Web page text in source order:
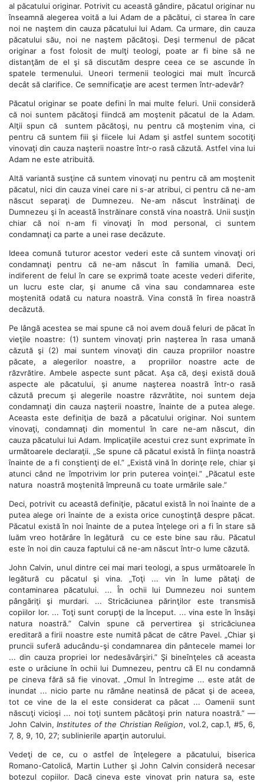
al păcatului originar. Potrivit cu această gândire, păcatul originar nu
înseamnă alegerea voită a lui Adam de a păcătui, ci starea în care
noi ne naştem din cauza păcatului lui Adam. Ca urmare, din cauza
păcatului său, noi ne naştem păcătoşi. Deşi termenul de păcat
originar a fost folosit de mulţi teologi, poate ar fi bine să ne
distanţăm de el şi să discutăm despre ceea ce se ascunde în
spatele termenului. Uneori termenii teologici mai mult încurcă
decât să clarifice. Ce semnificaţie are acest termen într-adevăr?
Păcatul originar se poate defini în mai multe feluri. Unii consideră
că noi suntem păcătoşi fiindcă am moştenit păcatul de la Adam.
Alţii spun că suntem păcătoşi, nu pentru că moştenim vina, ci
pentru că suntem fiii şi fiicele lui Adam şi astfel suntem socotiţi
vinovaţi din cauza naşterii noastre într-o rasă căzută. Astfel vina lui
Adam ne este atribuită.
Altă variantă susţine că suntem vinovaţi nu pentru că am moştenit
păcatul, nici din cauza vinei care ni s-ar atribui, ci pentru că ne-am
născut separaţi de Dumnezeu. Ne-am născut înstrăinaţi de
Dumnezeu şi în această înstrăinare constă vina noastră. Unii susţin
chiar că noi n-am fi vinovaţi în mod personal, ci suntem
condamnaţi ca parte a unei rase decăzute.
Ideea comună tuturor acestor vederi este că suntem vinovaţi ori
condamnaţi pentru că ne-am născut în familia umană. Deci,
indiferent de felul în care se exprimă toate aceste vederi diferite,
un lucru este clar, şi anume că vina sau condamnarea este
moştenită odată cu natura noastră. Vina constă în firea noastră
decăzută.
Pe lângă acestea se mai spune că noi avem două feluri de păcat în
vieţile noastre: (1) suntem vinovaţi prin naşterea în rasa umană
căzută şi (2) mai suntem vinovaţi din cauza propriilor noastre
păcate, a alegerilor noastre, a propriilor noastre acte de
răzvrătire. Ambele aspecte sunt păcat. Aşa că, deşi există două
aspecte ale păcatului, şi anume naşterea noastră într-o rasă
căzută precum şi alegerile noastre răzvrătite, noi suntem deja
condamnaţi din cauza naşterii noastre, înainte de a putea alege.
Aceasta este definiţia de bază a păcatului originar. Noi suntem
vinovaţi, condamnaţi din momentul în care ne-am născut, din
cauza păcatului lui Adam. Implicaţiile acestui crez sunt exprimate în
următoarele declaraţii. „Se spune că păcatul există în fiinţa noastră
înainte de a fi conştienţi de el.” „Există vină în dorinţe rele, chiar şi
atunci când ne împotrivim lor prin puterea voinţei.” „Păcatul este
natura noastră moştenită împreună cu toate urmările sale.”
Deci, potrivit cu această definiţie, păcatul există în noi înainte de a
putea alege ori înainte de a exista orice cunoştinţă despre păcat.
Păcatul există în noi înainte de a putea înţelege ori a fi în stare să
luăm vreo hotărâre în legătură cu ce este bine sau rău. Păcatul
este în noi din cauza faptului că ne-am născut într-o lume căzută.
John Calvin, unul dintre cei mai mari teologi, a spus următoarele în
legătură cu păcatul şi vina. „Toţi ... vin în lume pătaţi de
contaminarea păcatului. ... În ochii lui Dumnezeu noi suntem
pângăriţi şi murdari. ... Stricăciunea părinţilor este transmisă
copiilor lor. ... Toţi sunt corupţi de la început. ... vina este în însăşi
natura noastră.” Calvin spune că pervertirea şi stricăciunea
ereditară a firii noastre este numită păcat de către Pavel. „Chiar şi
pruncii suferă aducându-şi condamnarea din pântecele mamei lor
... din cauza propriei lor nedesăvârşiri.” Şi bineînţeles că aceasta
este o urâciune în ochii lui Dumnezeu, pentru că El nu condamnă
pe cineva fără să fie vinovat. „Omul în întregime ... este atât de
inundat ... nicio parte nu rămâne neatinsă de păcat şi de aceea,
tot ce vine de la el este considerat ca păcat ... Oamenii sunt
născuţi vicioşi ... noi toţi suntem păcătoşi prin natura noastră.” —
John Calvin, Institutes of the Christian Religion, vol.2, cap.1, #5, 6,
7, 8, 9, 10, 27; sublinierile aparţin autorului.
Vedeţi de ce, cu o astfel de înţelegere a păcatului, biserica
Romano-Catolică, Martin Luther şi John Calvin consideră necesar
botezul copiilor. Dacă cineva este vinovat prin natura sa, este